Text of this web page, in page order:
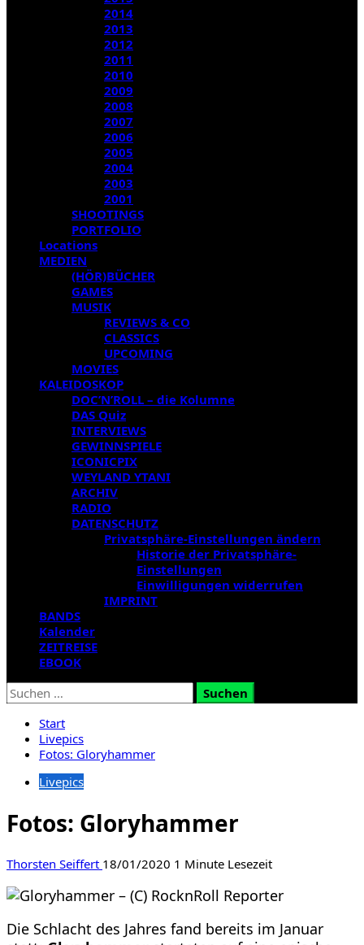
2014
2013
2012
2011
2010
2009
2008
2007
2006
2005
2004
2003
2001
SHOOTINGS
PORTFOLIO
Locations
MEDIEN
(HÖR)BÜCHER
GAMES
MUSIK
REVIEWS & CO
CLASSICS
UPCOMING
MOVIES
KALEIDOSKOP
DOC’N’ROLL – die Kolumne
DAS Quiz
INTERVIEWS
GEWINNSPIELE
ICONICPIX
WEYLAND YTANI
ARCHIV
RADIO
DATENSCHUTZ
Privatsphäre-Einstellungen ändern
Historie der Privatsphäre-
Einstellungen
Einwilligungen widerrufen
IMPRINT
BANDS
Kalender
ZEITREISE
EBOOK
Suchen
nach:
Start
Livepics
Fotos: Gloryhammer
Livepics
Fotos: Gloryhammer
Thorsten Seiffert 18/01/2020 1 Minute Lesezeit
Die Schlacht des Jahres fand bereits im Januar